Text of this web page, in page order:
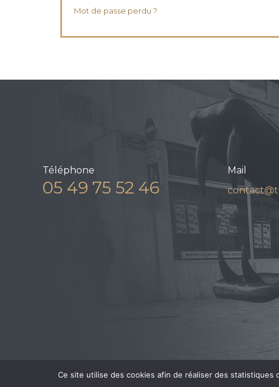
Mot de passe perdu ?
Téléphone
05 49 75 52 46
Mail
Ce site utilise des cookies afin de réaliser des